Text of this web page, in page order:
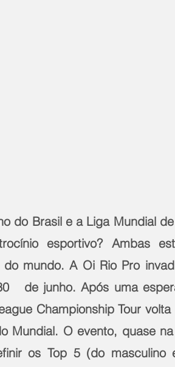
do Brasil e a Liga Mundial
esportivo? Ambas
mundo. A Oi Rio Pro
de junho. Após uma
Championship Tour volta
Mundial. O evento, quase
os Top 5 (do masculino